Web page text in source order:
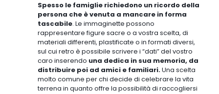
Spesso le famiglie richiedono un ricordo della
persona che è venuta a mancare in forma
tascabile. Le immaginette possono
rappresentare figure sacre o a vostra scelta, di
materiali differenti, plastificate o in formati diversi,
sul cui retro è possibile scrivere i “dati” del vostro
caro inserendo una dedica in sua memoria, da
distribuire poi ad amici e familiari.Una scelta
molto comune per chi decide di celebrare la vita
terrena in quanto offre la possibilità di raccogliersi